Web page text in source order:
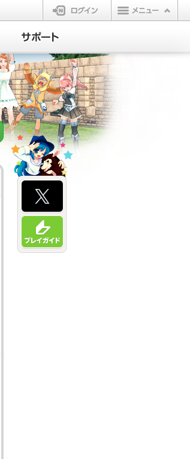
ログイン